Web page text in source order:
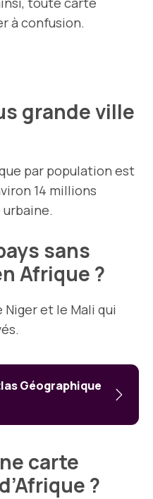
à confusion.
grande ville
par population est
14 millions
urbaine.
sans
Afrique ?
et le Mali qui
Géographique
carte
?